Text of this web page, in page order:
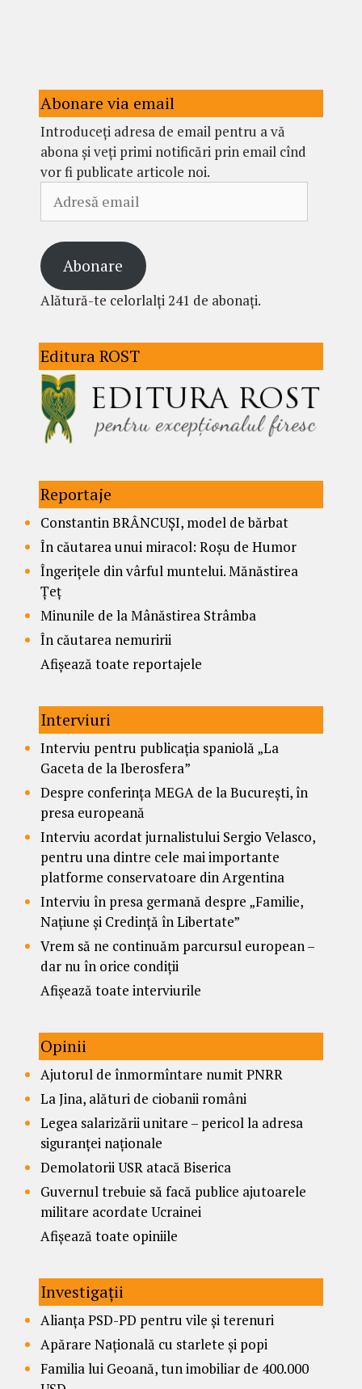
Abonare via email
Introduceți adresa de email pentru a vă
abona și veți primi notificări prin email cînd
vor fi publicate articole noi.
email
Abonare
Alătură-te celorlalți 241 de abonați.
Editura ROST
Reportaje
Constantin BRÂNCUȘI, model de bărbat
În căutarea unui miracol: Roșu de Humor
Îngerițele din vârful muntelui. Mănăstirea
Țeț
Minunile de la Mânăstirea Strâmba
În căutarea nemuririi
Afișează toate reportajele
Interviuri
Interviu pentru publicația spaniolă „La
Gaceta de la Iberosfera”
Despre conferința MEGA de la București, în
presa europeană
Interviu acordat jurnalistului Sergio Velasco,
pentru una dintre cele mai importante
platforme conservatoare din Argentina
Interviu în presa germană despre „Familie,
Națiune și Credință în Libertate”
Vrem să ne continuăm parcursul european –
dar nu în orice condiții
Afișează toate interviurile
Opinii
Ajutorul de înmormîntare numit PNRR
La Jina, alături de ciobanii români
Legea salarizării unitare – pericol la adresa
siguranței naționale
Demolatorii USR atacă Biserica
Guvernul trebuie să facă publice ajutoarele
militare acordate Ucrainei
Afișează toate opiniile
Investigații
Alianța PSD-PD pentru vile și terenuri
Apărare Națională cu starlete și popi
Familia lui Geoană, tun imobiliar de 400.000